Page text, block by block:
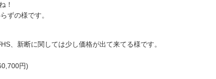
！
ずの様です。
、新断に関しては少し価格が出て来てる様です。
円)